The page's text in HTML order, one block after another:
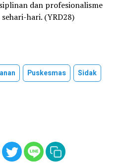
dan profesionalisme
hari. (YRD28)
Puskesmas Sidak